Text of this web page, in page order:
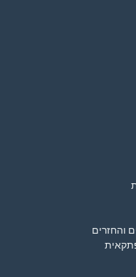
והחזרים